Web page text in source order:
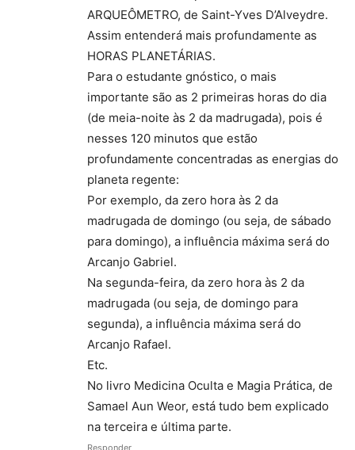
ARQUEÔMETRO, de Saint-Yves D’Alveydre.
Assim entenderá mais profundamente as
HORAS PLANETÁRIAS.
Para o estudante gnóstico, o mais
importante são as 2 primeiras horas do dia
(de meia-noite às 2 da madrugada), pois é
nesses 120 minutos que estão
profundamente concentradas as energias do
planeta regente:
Por exemplo, da zero hora às 2 da
madrugada de domingo (ou seja, de sábado
para domingo), a influência máxima será do
Arcanjo Gabriel.
Na segunda-feira, da zero hora às 2 da
madrugada (ou seja, de domingo para
segunda), a influência máxima será do
Arcanjo Rafael.
Etc.
No livro Medicina Oculta e Magia Prática, de
Samael Aun Weor, está tudo bem explicado
na terceira e última parte.
Responder